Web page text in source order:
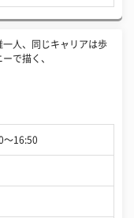
一人、同じキャリアは歩
で描く、
〜16:50